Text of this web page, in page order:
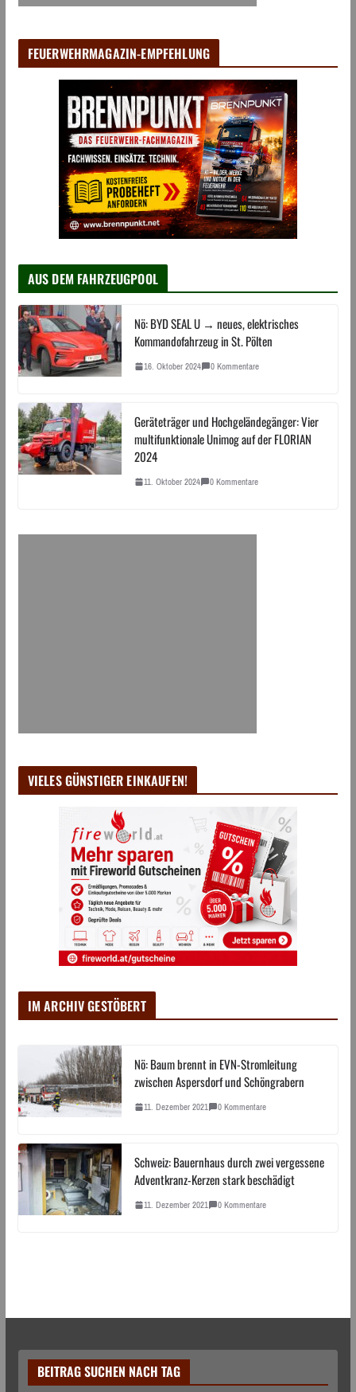
FEUERWEHRMAGAZIN-EMPFEHLUNG
AUS DEM FAHRZEUGPOOL
Nö: BYD SEAL U → neues, elektrisches
Kommandofahrzeug in St. Pölten
16. Oktober 2024 0 Kommentare
Geräteträger und Hochgeländegänger: Vier
multifunktionale Unimog auf der FLORIAN
2024
11. Oktober 2024 0 Kommentare
VIELES GÜNSTIGER EINKAUFEN!
IM ARCHIV GESTÖBERT
Nö: Baum brennt in EVN-Stromleitung
zwischen Aspersdorf und Schöngrabern
11. Dezember 2021 0 Kommentare
Schweiz: Bauernhaus durch zwei vergessene
Adventkranz-Kerzen stark beschädigt
11. Dezember 2021 0 Kommentare
BEITRAG SUCHEN NACH TAG